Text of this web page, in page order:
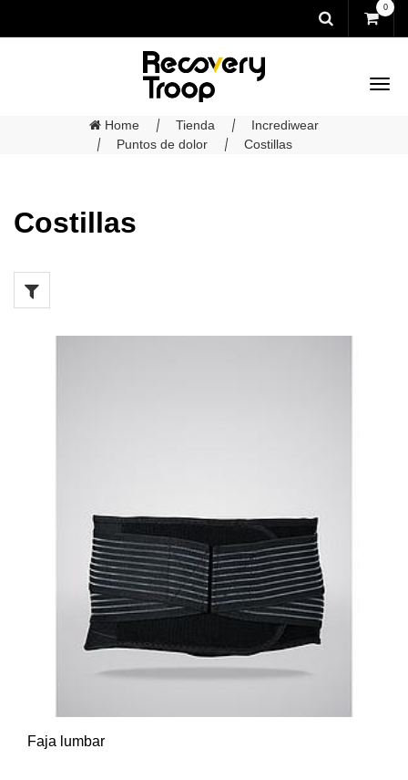
0
Home Tienda
Incrediwear
Puntos de dolor
Costillas
Costillas
Faja lumbar